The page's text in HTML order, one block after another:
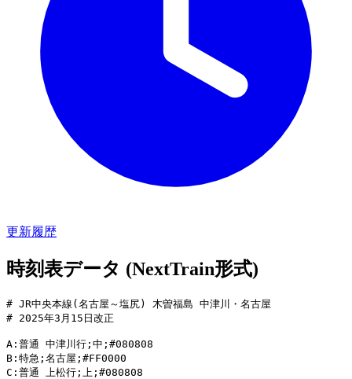
更新履歴
時刻表データ (NextTrain形式)
# JR中央本線(名古屋～塩尻) 木曽福島 中津川・名古屋
# 2025年3月15日改正
A:普通 中津川行;中;#080808
B:特急;名古屋;#FF0000
C:普通 上松行;上;#080808